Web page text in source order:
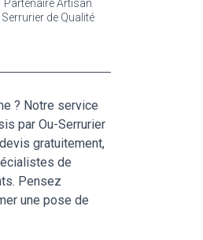
Partenaire Artisan
Serrurier de Qualité
? Notre service
par Ou-Serrurier
gratuitement,
de
Pensez
une pose de